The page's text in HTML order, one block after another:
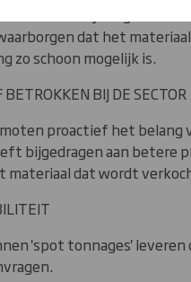
voor recycling. We
dat het
zo schoon mogelijk is.
BIJ DE SECTOR
proactief het belang
bijgedragen aan betere
dat wordt
'spot tonnages'